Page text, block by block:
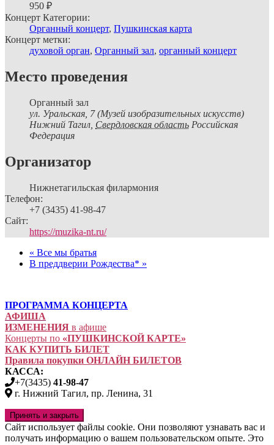
950 ₽
Концерт Категории:
Органный концерт, Пушкинская карта
Концерт метки:
духовой орган, Органный зал, органный концерт
Место проведения
Органный зал
ул. Уральская, 7 (Музей изобразительных искусств)
Нижний Тагил Свердловская область Российская
Федерация
Организатор
Нижнетагильская филармония
Телефон:
+7 (3435) 41-98-47
Сайт:
https://muzika-nt.ru/
« Все мы братья
В преддверии Рождества* »
ПРОГРАММА КОНЦЕРТА
АФИША
ИЗМЕНЕНИЯ в афише
Концерты по «ПУШКИНСКОЙ КАРТЕ»
КАК КУПИТЬ БИЛЕТ
Правила покупки ОНЛАЙН БИЛЕТОВ
КАССА:
+7(3435) 41-98-47
г. Нижний Тагил, пр. Ленина, 31
Сайт использует файлы cookie. Они позволяют узнавать вас и
получать информацию о вашем пользовательском опыте. Это